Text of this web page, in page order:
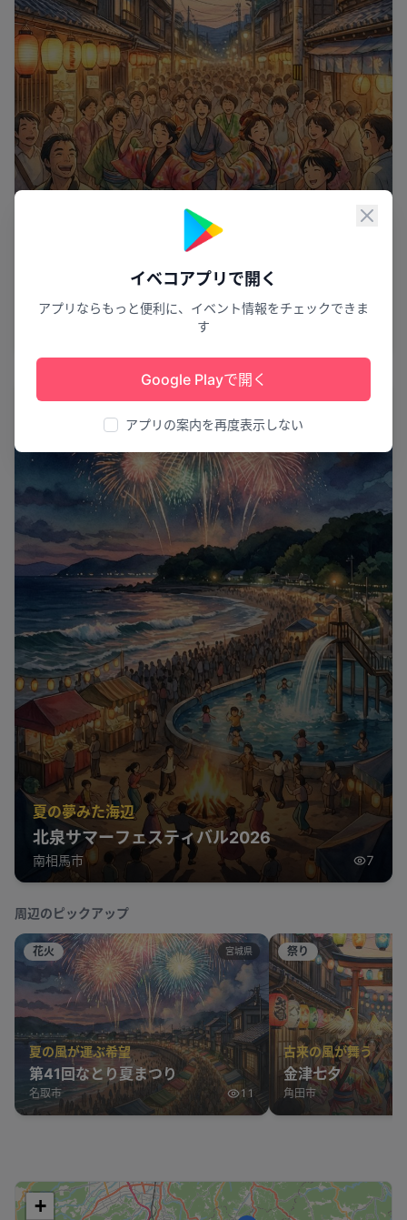
閉じ
イベコアプリで開く
アプリならもっと便利に、イベント情報をチェックできま
す
Google Playで開く
アプリの案内を再度表示しない
熱き心が踊る夏
第45回いわきおどり
花火
夏の夢みた海辺
北泉サマーフェスティバル2026
南相馬市 7
周辺のピックアップ
花火 宮城県
夏の風が運ぶ希望
第41回なとり夏まつり
名取市 11
祭り
古来の風が舞う
金津七夕
角田市
+